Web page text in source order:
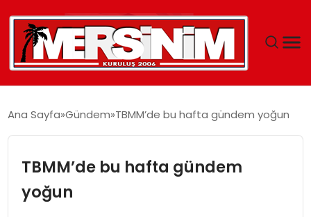
YAŞAM
GÜNCEL
Ana Sayfa Gündem TBMM’de bu hafta gündem yoğun
TBMM’de bu hafta gündem
yoğun